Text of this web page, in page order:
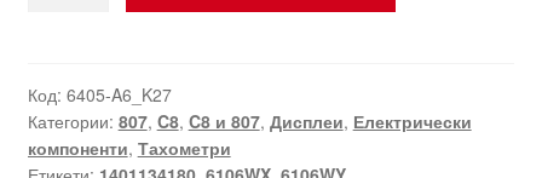
дисплей
за
Citroën
Код: 6405-A6_K27
Категории: 807, C8, C8 и 807, Дисплеи, Електрически
компоненти, Тахометри